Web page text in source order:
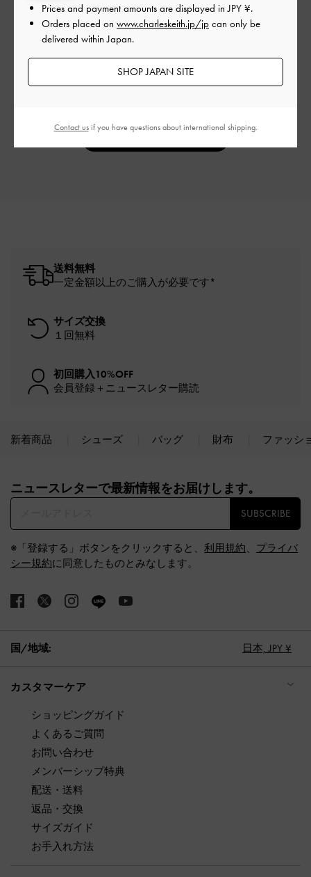
ご感想をお聞かせください
送料無料
一定金額以上のご購入が必要です*
サイズ交換
１回無料
初回購入10%OFF
会員登録＋ニュースレター購読
新着商品 シューズ バッグ 財布 ファッシ
ニュースレターで最新情報をお届けします。​
SUBSCRIBE
※「登録する」ボタンをクリックすると、 利用規約、 プライバ
シー規約に同意したものとみなします。
国/地域: 日本, JPY ¥
カスタマーケア
ショッピングガイド
よくあるご質問
お問い合わせ
メンバーシップ特典
配送・送料
返品・交換
サイズガイド
お手入れ方法
Prices and payment amounts are displayed inJPY ¥.
Orders placed on www.charleskeith.jp/jp can only be
delivered within Japan.
SHOP JAPAN SITE
Contact usif you have questions about international shipping.